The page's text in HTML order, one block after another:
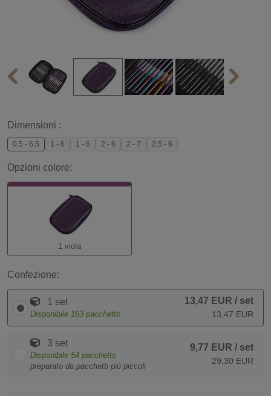
Dimensioni :
0,5 - 6,5 1 - 6 1 - 6 2 - 6 2 - 7 2,5 - 6
Opzioni colore:
1 viola
Confezione:
1 set
Disponibile 163 pacchetto
13,47 EUR / set
13,47 EUR
3 set
Disponibile 54 pacchetto
preparato da pacchetti più piccoli
9,77 EUR / set
29,30 EUR